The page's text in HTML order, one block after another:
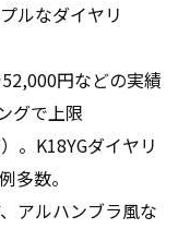
ルなダイヤリ
円などの実績
グで上限
K18YGダイヤリ
多数。
アルハンブラ風な